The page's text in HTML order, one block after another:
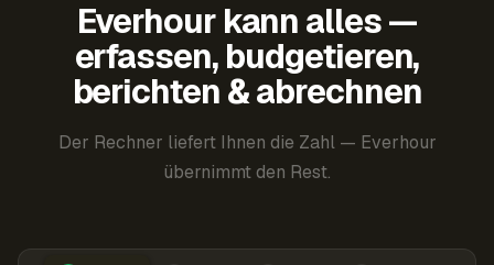
Everhour kann alles —
erfassen, budgetieren,
berichten & abrechnen
Der Rechner liefert Ihnen die Zahl — Everhour
übernimmt den Rest.